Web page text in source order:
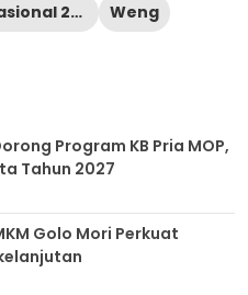
OSN Nasional 2024
Weng
Program KB Pria MOP,
Tahun 2027
Golo Mori Perkuat